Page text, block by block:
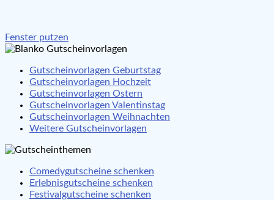
Beitragsnavigation
Fenster putzen
Gutscheinvorlagen Geburtstag
Gutscheinvorlagen Hochzeit
Gutscheinvorlagen Ostern
Gutscheinvorlagen Valentinstag
Gutscheinvorlagen Weihnachten
Weitere Gutscheinvorlagen
Comedygutscheine schenken
Erlebnisgutscheine schenken
Festivalgutscheine schenken